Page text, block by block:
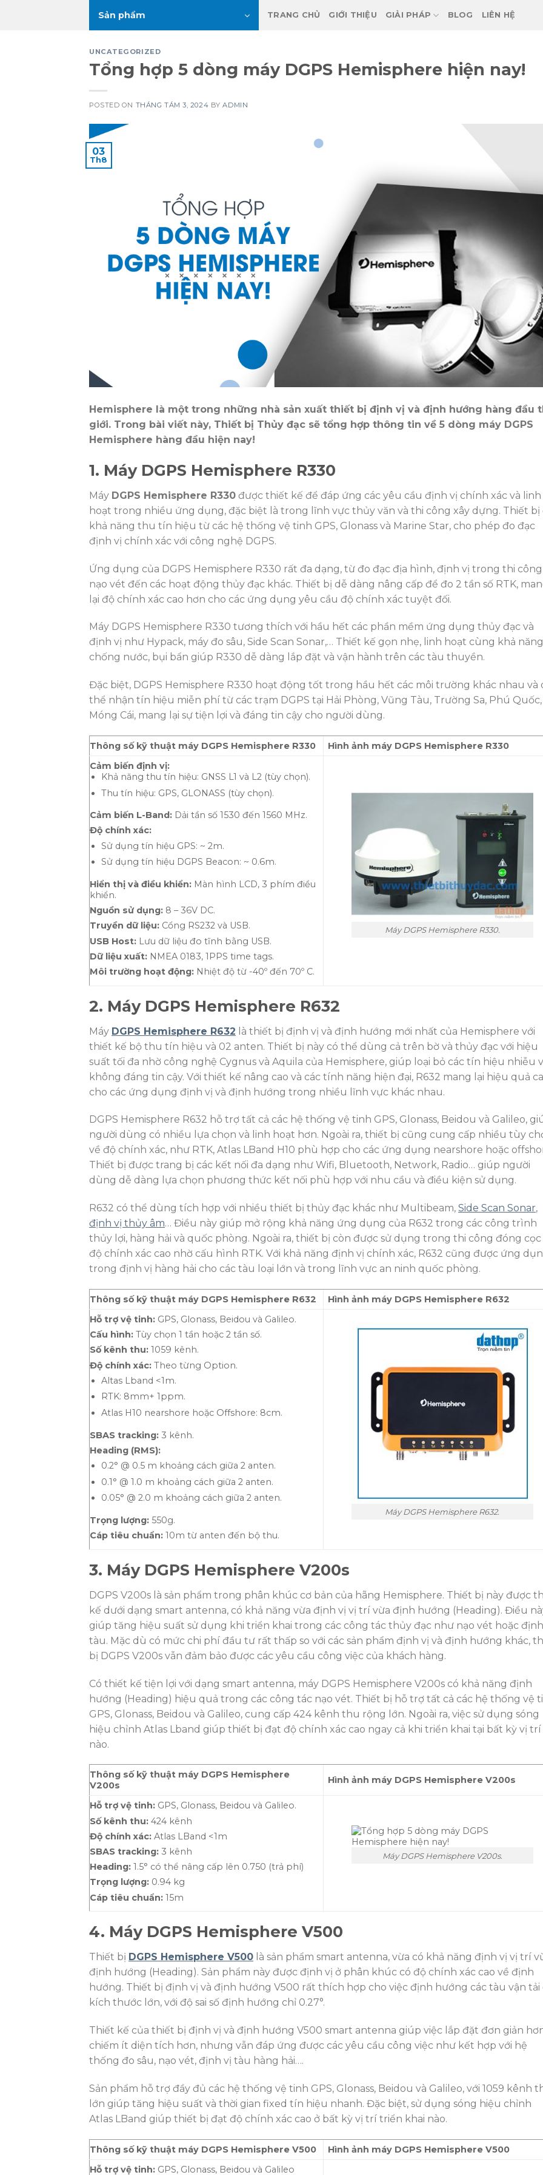
Sản phẩm TRANG CHỦ GIỚI THIỆU GIẢI PHÁP BLOG LIÊN HỆ
UNCATEGORIZED
Tổng hợp 5 dòng máy DGPS Hemisphere hiện nay!
POSTED ON THÁNG TÁM 3, 2024 BYADMIN
03
Th8
Hemisphere là một trong những nhà sản xuất thiết bị định vị và định hướng hàng đầu
giới. Trong bài viết này, Thiết bị Thủy đạc sẽ tổng hợp thông tin về 5 dòng máy DGPS
Hemisphere hàng đầu hiện nay!
1. Máy DGPS Hemisphere R330
Máy DGPS Hemisphere R330 được thiết kế để đáp ứng các yêu cầu định vị chính xác và linh
hoạt trong nhiều ứng dụng, đặc biệt là trong lĩnh vực thủy văn và thi công xây dựng. Thiết bị
khả năng thu tín hiệu từ các hệ thống vệ tinh GPS, Glonass và Marine Star, cho phép đo đạc
định vị chính xác với công nghệ DGPS.
Ứng dụng của DGPS Hemisphere R330 rất đa dạng, từ đo đạc địa hình, định vị trong thi công
nạo vét đến các hoạt động thủy đạc khác. Thiết bị dễ dàng nâng cấp để đo 2 tần số RTK,
lại độ chính xác cao hơn cho các ứng dụng yêu cầu độ chính xác tuyệt đối.
Máy DGPS Hemisphere R330 tương thích với hầu hết các phần mềm ứng dụng thủy đạc và
định vị như Hypack, máy đo sâu, Side Scan Sonar,… Thiết kế gọn nhẹ, linh hoạt cùng khả năng
chống nước, bụi bẩn giúp R330 dễ dàng lắp đặt và vận hành trên các tàu thuyền.
Đặc biệt, DGPS Hemisphere R330 hoạt động tốt trong hầu hết các môi trường khác nhau và
thể nhận tín hiệu miễn phí từ các trạm DGPS tại Hải Phòng, Vũng Tàu, Trường Sa, Phú Quốc,
Móng Cái, mang lại sự tiện lợi và đáng tin cậy cho người dùng.
Thông số kỹ thuật máy DGPS Hemisphere R330
Hình ảnh máy DGPS Hemisphere R330
Cảm biến định vị:
Khả năng thu tín hiệu: GNSS L1 và L2 (tùy chọn).
Thu tín hiệu: GPS, GLONASS (tùy chọn).
Cảm biến L-Band: Dải tần số 1530 đến 1560 MHz.
Độ chính xác:
Sử dụng tín hiệu GPS: ~ 2m.
Sử dụng tín hiệu DGPS Beacon: ~ 0.6m.
Hiển thị và điều khiển: Màn hình LCD, 3 phím điều
khiển.
Nguồn sử dụng: 8 – 36V DC.
Truyền dữ liệu: Cổng RS232 và USB.
USB Host: Lưu dữ liệu đo tĩnh bằng USB.
Dữ liệu xuất: NMEA 0183, 1PPS time tags.
Môi trường hoạt động: Nhiệt độ từ -40º đến 70º C.
Máy DGPS Hemisphere R330.
2. Máy DGPS Hemisphere R632
Máy DGPS Hemisphere R632 là thiết bị định vị và định hướng mới nhất của Hemisphere với
thiết kế bộ thu tín hiệu và 02 anten. Thiết bị này có thể dùng cả trên bờ và thủy đạc với hiệu
suất tối đa nhờ công nghệ Cygnus và Aquila của Hemisphere, giúp loại bỏ các tín hiệu nhiễu
không đáng tin cậy. Với thiết kế nâng cao và các tính năng hiện đại, R632 mang lại hiệu quả
cho các ứng dụng định vị và định hướng trong nhiều lĩnh vực khác nhau.
DGPS Hemisphere R632 hỗ trợ tất cả các hệ thống vệ tinh GPS, Glonass, Beidou và Galileo,
người dùng có nhiều lựa chọn và linh hoạt hơn. Ngoài ra, thiết bị cũng cung cấp nhiều tùy
về độ chính xác, như RTK, Atlas LBand H10 phù hợp cho các ứng dụng nearshore hoặc
Thiết bị được trang bị các kết nối đa dạng như Wifi, Bluetooth, Network, Radio… giúp người
dùng dễ dàng lựa chọn phương thức kết nối phù hợp với nhu cầu và điều kiện sử dụng.
R632 có thể dùng tích hợp với nhiều thiết bị thủy đạc khác như Multibeam, Side Scan Sonar,
định vị thủy âm… Điều này giúp mở rộng khả năng ứng dụng của R632 trong các công trình
thủy lợi, hàng hải và quốc phòng. Ngoài ra, thiết bị còn được sử dụng trong thi công đóng cọc
độ chính xác cao nhờ cấu hình RTK. Với khả năng định vị chính xác, R632 cũng được ứng
trong định vị hàng hải cho các tàu loại lớn và trong lĩnh vực an ninh quốc phòng.
Thông số kỹ thuật máy DGPS Hemisphere R632
Hình ảnh máy DGPS Hemisphere R632
Hỗ trợ vệ tinh: GPS, Glonass, Beidou và Galileo.
Cấu hình: Tùy chọn 1 tần hoặc 2 tần số.
Số kênh thu: 1059 kênh.
Độ chính xác: Theo từng Option.
Altas Lband <1m.
RTK: 8mm+ 1ppm.
Atlas H10 nearshore hoặc Offshore: 8cm.
SBAS tracking: 3 kênh.
Heading (RMS):
0.2° @ 0.5 m khoảng cách giữa 2 anten.
0.1° @ 1.0 m khoảng cách giữa 2 anten.
0.05° @ 2.0 m khoảng cách giữa 2 anten.
Trọng lượng: 550g.
Cáp tiêu chuẩn: 10m từ anten đến bộ thu.
Máy DGPS Hemisphere R632.
3. Máy DGPS Hemisphere V200s
DGPS V200s là sản phẩm trong phân khúc cơ bản của hãng Hemisphere. Thiết bị này được
kế dưới dạng smart antenna, có khả năng vừa định vị vị trí vừa định hướng (Heading). Điều
giúp tăng hiệu suất sử dụng khi triển khai trong các công tác thủy đạc như nạo vét hoặc
tàu. Mặc dù có mức chi phí đầu tư rất thấp so với các sản phẩm định vị và định hướng khác,
bị DGPS V200s vẫn đảm bảo được các yêu cầu công việc của khách hàng.
Có thiết kế tiện lợi với dạng smart antenna, máy DGPS Hemisphere V200s có khả năng định
hướng (Heading) hiệu quả trong các công tác nạo vét. Thiết bị hỗ trợ tất cả các hệ thống vệ
GPS, Glonass, Beidou và Galileo, cung cấp 424 kênh thu rộng lớn. Ngoài ra, việc sử dụng sóng
hiệu chỉnh Atlas Lband giúp thiết bị đạt độ chính xác cao ngay cả khi triển khai tại bất kỳ vị trí
nào.
Thông số kỹ thuật máy DGPS Hemisphere
V200s
Hình ảnh máy DGPS Hemisphere V200s
Hỗ trợ vệ tinh: GPS, Glonass, Beidou và Galileo.
Số kênh thu: 424 kênh
Độ chính xác: Atlas LBand <1m
SBAS tracking: 3 kênh
Heading: 1.5° có thể nâng cấp lên 0.750 (trả phí)
Trọng lượng: 0.94 kg
Cáp tiêu chuẩn: 15m
Máy DGPS Hemisphere V200s.
4. Máy DGPS Hemisphere V500
Thiết bị DGPS Hemisphere V500 là sản phẩm smart antenna, vừa có khả năng định vị vị trí
định hướng (Heading). Sản phẩm này được định vị ở phân khúc có độ chính xác cao về định
hướng. Thiết bị định vị và định hướng V500 rất thích hợp cho việc định hướng các tàu vận tải
kích thước lớn, với độ sai số định hướng chỉ 0.27°.
Thiết kế của thiết bị định vị và định hướng V500 smart antenna giúp việc lắp đặt đơn giản
chiếm ít diện tích hơn, nhưng vẫn đáp ứng được các yêu cầu công việc như kết hợp với hệ
thống đo sâu, nạo vét, định vị tàu hàng hải….
Sản phẩm hỗ trợ đầy đủ các hệ thống vệ tinh GPS, Glonass, Beidou và Galileo, với 1059 kênh
lớn giúp tăng hiệu suất và thời gian fixed tín hiệu nhanh. Đặc biệt, sử dụng sóng hiệu chỉnh
Atlas LBand giúp thiết bị đạt độ chính xác cao ở bất kỳ vị trí triển khai nào.
Thông số kỹ thuật máy DGPS Hemisphere V500
Hình ảnh máy DGPS Hemisphere V500
Hỗ trợ vệ tinh: GPS, Glonass, Beidou và Galileo